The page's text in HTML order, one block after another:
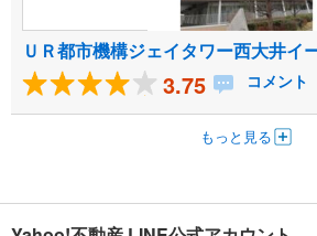
ＵＲ都市機構ジェイタワー西大井イ
3.75 コメント
もっと見る